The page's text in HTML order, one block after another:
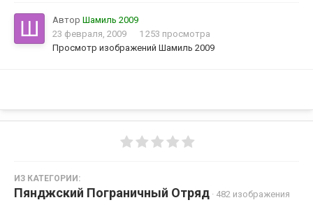
Автор Шамиль 2009
23 февраля, 2009
1 253 просмотра
Просмотр изображений Шамиль 2009
ИЗ КАТЕГОРИИ:
Пянджский Пограничный Отряд · 482 изображения